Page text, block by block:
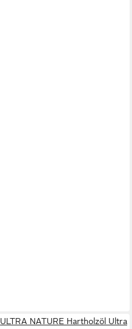
ULTRA NATURE Hartholzöl Ultra